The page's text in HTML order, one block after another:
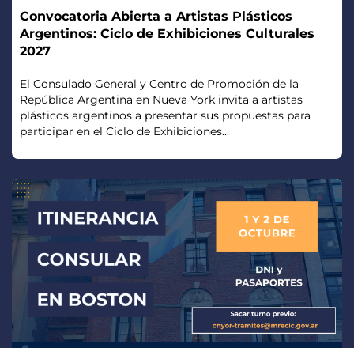
Convocatoria Abierta a Artistas Plásticos
Argentinos: Ciclo de Exhibiciones Culturales
2027
El Consulado General y Centro de Promoción de la
República Argentina en Nueva York invita a artistas
plásticos argentinos a presentar sus propuestas para
participar en el Ciclo de Exhibiciones...